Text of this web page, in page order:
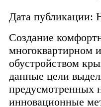
Дата публикации:
Создание
многоквартирном
обустройством
данные цели
предусмотренных
инновационные